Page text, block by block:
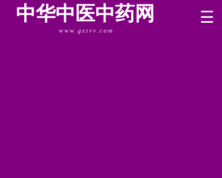
中华中医中药网
www.getvv.com
☰